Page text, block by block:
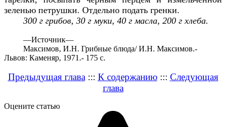
зеленью петрушки. Отдельно подать гренки.
300 г грибов, 30 г муки, 40 г масла, 200 г хлеба.
—Источник—
Максимов, И.Н. Грибные блюда/ И.Н. Максимов.-
Львов: Каменяр, 1971.- 175 с.
Предыдущая глава::: К содержанию::: Следующая
глава
Оцените статью